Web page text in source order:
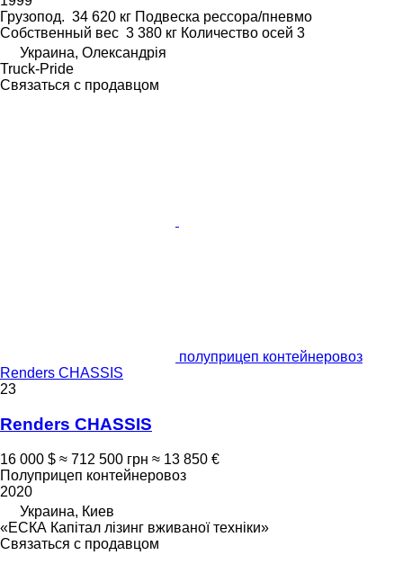
Грузопод. 34 620 кг Подвеска рессора/пневмо
Собственный вес 3 380 кг Количество осей 3
Украина, Олександрія
Truck-Pride
Связаться с продавцом
полуприцеп контейнеровоз
Renders CHASSIS
23
Renders CHASSIS
16 000 $ ≈ 712 500 грн ≈ 13 850 €
Полуприцеп контейнеровоз
2020
Украина, Киев
«ЕСКА Капітал лізинг вживаної техніки»
Связаться с продавцом